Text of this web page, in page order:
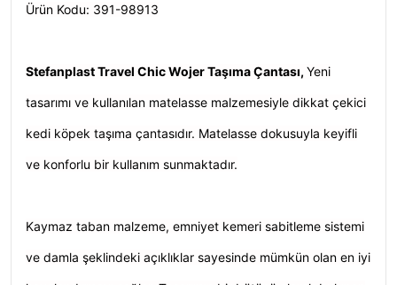
Ürün Kodu: 391-98913
Stefanplast Travel Chic Wojer Taşıma Çantası, Yeni
tasarımı ve kullanılan matelasse malzemesiyle dikkat çekici
kedi köpek taşıma çantasıdır. Matelasse dokusuyla keyifli
ve konforlu bir kullanım sunmaktadır.
Kaymaz taban malzeme, emniyet kemeri sabitleme sistemi
ve damla şeklindeki açıklıklar sayesinde mümkün olan en iyi